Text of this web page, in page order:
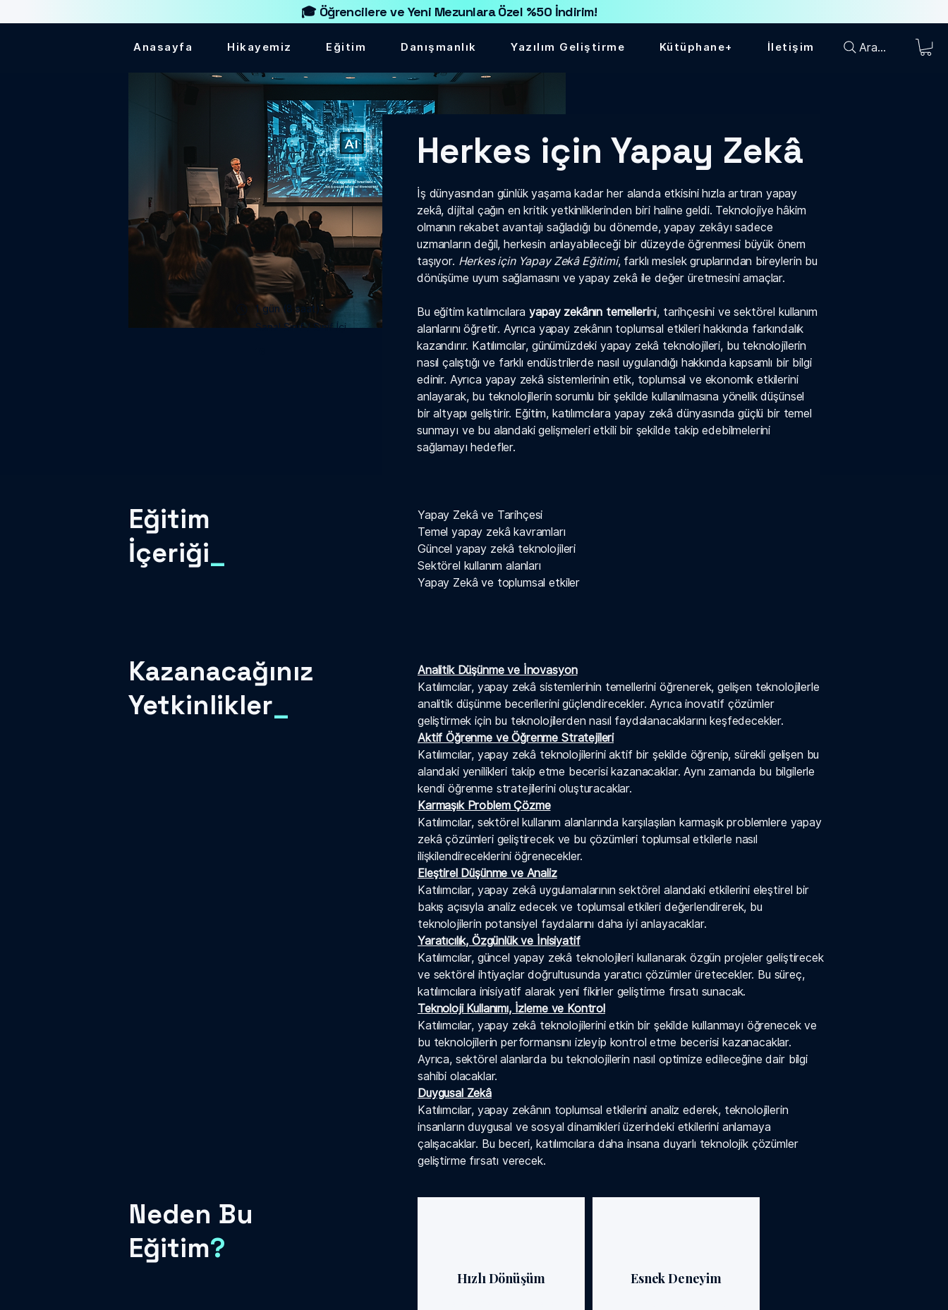
🎓 Öğrencilere ve Yeni Mezunlara Özel %50 İndirim!
Anasayfa Hikayemiz Eğitim Danışmanlık Yazılım Geliştirme Kütüphane+ İletişim Ara...
Sanal Sınıf / Sınıf İçi
1 gün (8 saat)
Herkes için Yapay Zekâ
İş dünyasından günlük yaşama kadar her alanda etkisini hızla artıran yapay
zekâ, dijital çağın en kritik yetkinliklerinden biri haline geldi. Teknolojiye hâkim
olmanın rekabet avantajı sağladığı bu dönemde, yapay zekâyı sadece
uzmanların değil, herkesin anlayabileceği bir düzeyde öğrenmesi büyük önem
taşıyor. Herkes için Yapay Zekâ Eğitimi, farklı meslek gruplarından bireylerin bu
dönüşüme uyum sağlamasını ve yapay zekâ ile değer üretmesini amaçlar.
Bu eğitim katılımcılarayapay zekânın temellerini, tarihçesini ve sektörel kullanım
alanlarını öğretir. Ayrıca yapay zekânın toplumsal etkileri hakkında farkındalık
kazandırır. Katılımcılar, günümüzdeki yapay zekâ teknolojileri, bu teknolojilerin
nasıl çalıştığı ve farklı endüstrilerde nasıl uygulandığı hakkında kapsamlı bir bilgi
edinir. Ayrıca yapay zekâ sistemlerinin etik, toplumsal ve ekonomik etkilerini
anlayarak, bu teknolojilerin sorumlu bir şekilde kullanılmasına yönelik düşünsel
bir altyapı geliştirir. Eğitim, katılımcılara yapay zekâ dünyasında güçlü bir temel
sunmayı ve bu alandaki gelişmeleri etkili bir şekilde takip edebilmelerini
sağlamayı hedefler.
Eğitim
İçeriği
Yapay Zekâ ve Tarihçesi
Temel yapay zekâ kavramları
Güncel yapay zekâ teknolojileri
Sektörel kullanım alanları
Yapay Zekâ ve toplumsal etkiler
Kazanacağınız
Yetkinlikler
Analitik Düşünme ve İnovasyon
Katılımcılar, yapay zekâ sistemlerinin temellerini öğrenerek, gelişen teknolojilerle
analitik düşünme becerilerini güçlendirecekler. Ayrıca inovatif çözümler
geliştirmek için bu teknolojilerden nasıl faydalanacaklarını keşfedecekler.
Aktif Öğrenme ve Öğrenme Stratejileri
Katılımcılar, yapay zekâ teknolojilerini aktif bir şekilde öğrenip, sürekli gelişen bu
alandaki yenilikleri takip etme becerisi kazanacaklar. Aynı zamanda bu bilgilerle
kendi öğrenme stratejilerini oluşturacaklar.
Karmaşık Problem Çözme
Katılımcılar, sektörel kullanım alanlarında karşılaşılan karmaşık problemlere yapay
zekâ çözümleri geliştirecek ve bu çözümleri toplumsal etkilerle nasıl
ilişkilendireceklerini öğrenecekler.
Eleştirel Düşünme ve Analiz
Katılımcılar, yapay zekâ uygulamalarının sektörel alandaki etkilerini eleştirel bir
bakış açısıyla analiz edecek ve toplumsal etkileri değerlendirerek, bu
teknolojilerin potansiyel faydalarını daha iyi anlayacaklar.
Yaratıcılık, Özgünlük ve İnisiyatif
Katılımcılar, güncel yapay zekâ teknolojileri kullanarak özgün projeler geliştirecek
ve sektörel ihtiyaçlar doğrultusunda yaratıcı çözümler üretecekler. Bu süreç,
katılımcılara inisiyatif alarak yeni fikirler geliştirme fırsatı sunacak.
Teknoloji Kullanımı, İzleme ve Kontrol
Katılımcılar, yapay zekâ teknolojilerini etkin bir şekilde kullanmayı öğrenecek ve
bu teknolojilerin performansını izleyip kontrol etme becerisi kazanacaklar.
Ayrıca, sektörel alanlarda bu teknolojilerin nasıl optimize edileceğine dair bilgi
sahibi olacaklar.
Duygusal Zekâ
Katılımcılar, yapay zekânın toplumsal etkilerini analiz ederek, teknolojilerin
insanların duygusal ve sosyal dinamikleri üzerindeki etkilerini anlamaya
çalışacaklar. Bu beceri, katılımcılara daha insana duyarlı teknolojik çözümler
geliştirme fırsatı verecek.
Neden Bu
Eğitim?
Hızlı Dönüşüm Esnek Deneyim